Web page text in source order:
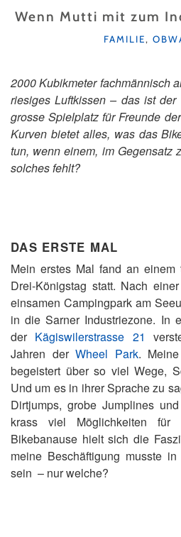
Wenn Mutti mit zum
KATEGORIEN
FAMILIE,
2000 Kubikmeter fachmännisch
riesiges Luftkissen – das ist der
grosse Spielplatz für Freunde
Kurven bietet alles, was das
tun, wenn einem, im Gegensatz
solches fehlt?
DAS ERSTE MAL
Mein erstes Mal fand an einem
Drei-Königstag statt. Nach
einsamen Campingpark am
in die Sarner Industriezone. In
der Kägiswilerstrasse 21
Jahren der Wheel Park.
begeistert über so viel Wege,
Und um es in ihrer Sprache zu
Dirtjumps, grobe Jumplines
krass viel Möglichkeiten
Bikebanause hielt sich die
meine Beschäftigung musste
sein – nur welche?